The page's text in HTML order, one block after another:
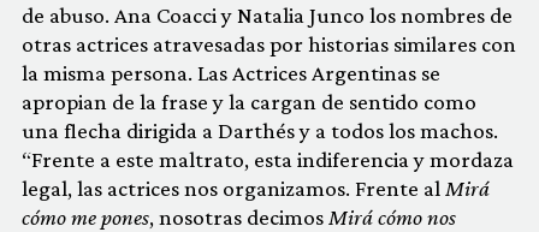
de abuso. Ana Coacci y Natalia Junco los nombres de
otras actrices atravesadas por historias similares con
la misma persona. Las Actrices Argentinas se
apropian de la frase y la cargan de sentido como
una flecha dirigida a Darthés y a todos los machos.
“Frente a este maltrato, esta indiferencia y mordaza
legal, las actrices nos organizamos. Frente al Mirá
cómo me pones, nosotras decimos Mirá cómo nos